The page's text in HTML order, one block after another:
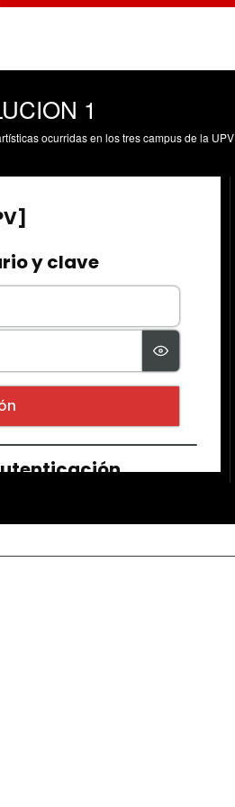
1
ocurridas en los tres campus de la UPV